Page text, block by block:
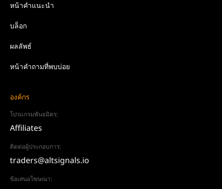
หน้าคำแนะนำ
บล็อก
ผลลัพธ์
หน้าคำถามที่พบบ่อย
องค์กร
โปรแกรมพันธมิตร:
Affiliates
ติดต่อผู้ประกอบการ:
traders@altsignals.io
ข้อเสนอโฆษณา: